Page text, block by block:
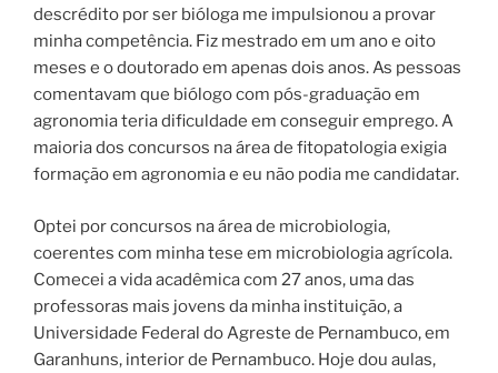
descrédito por ser bióloga me impulsionou a provar
minha competência. Fiz mestrado em um ano e oito
meses e o doutorado em apenas dois anos. As pessoas
comentavam que biólogo com pós-graduação em
agronomia teria dificuldade em conseguir emprego. A
maioria dos concursos na área de fitopatologia exigia
formação em agronomia e eu não podia me candidatar.
Optei por concursos na área de microbiologia,
coerentes com minha tese em microbiologia agrícola.
Comecei a vida acadêmica com 27 anos, uma das
professoras mais jovens da minha instituição, a
Universidade Federal do Agreste de Pernambuco, em
Garanhuns, interior de Pernambuco. Hoje dou aulas,